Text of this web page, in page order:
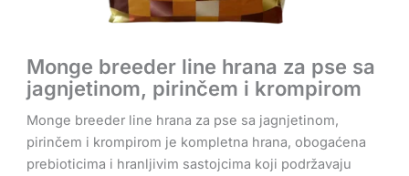
Monge breeder line hrana za pse sa
jagnjetinom, pirinčem i krompirom
Monge breeder line hrana za pse sa jagnjetinom,
pirinčem i krompirom je kompletna hrana, obogaćena
prebioticima i hranljivim sastojcima koji podržavaju